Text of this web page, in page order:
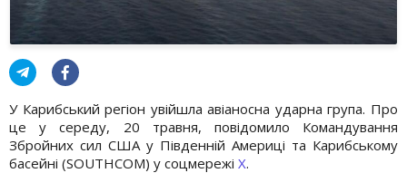
У Карибський регіон увійшла авіаносна ударна група. Про
це у середу, 20 травня, повідомило Командування
Збройних сил США у Південній Америці та Карибському
басейні (SOUTHCOM) у соцмережі Х.